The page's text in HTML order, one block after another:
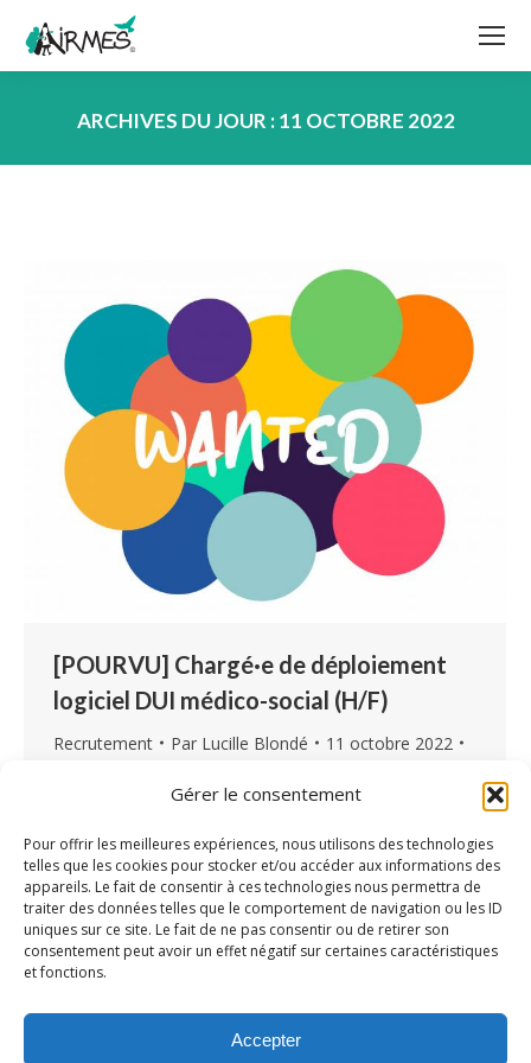
Gérer le consentement
Pour offrir les meilleures expériences, nous utilisons des technologies
telles que les cookies pour stocker et/ou accéder aux informations des
appareils. Le fait de consentir à ces technologies nous permettra de
traiter des données telles que le comportement de navigation ou les ID
uniques sur ce site. Le fait de ne pas consentir ou de retirer son
consentement peut avoir un effet négatif sur certaines caractéristiques
et fonctions.
Accepter
ARCHIVES DU JOUR :11 OCTOBRE 2022
[POURVU] Chargé·e de déploiement
logiciel DUI médico-social (H/F)
Recrutement Par Lucille Blondé
11 octobre 2022
déploiement logiciel DUI médico-social (H/F)
pour accompagner les associations et ESMS
lors de la mise en place du logiciel en ligne
Airmes (www.airmes.eu). Dans un
environnement en constante évolution, AIR
sociales et médico-sociales, un logiciel en ligne